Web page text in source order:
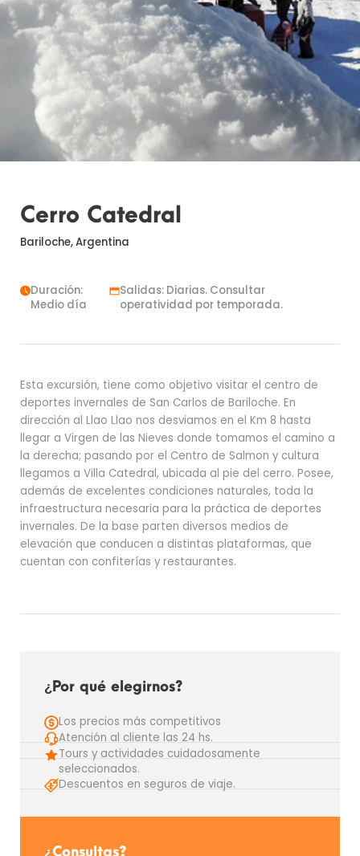
Cerro Catedral
Bariloche, Argentina
Duración:
Medio día
Salidas: Diarias. Consultar
operatividad por temporada.
Esta excursión, tiene como objetivo visitar el centro de
deportes invernales de San Carlos de Bariloche. En
dirección al Llao Llao nos desviamos en el Km 8 hasta
llegar a Virgen de las Nieves donde tomamos el camino a
la derecha; pasando por el Centro de Salmon y cultura
llegamos a Villa Catedral, ubicada al pie del cerro. Posee,
además de excelentes condiciones naturales, toda la
infraestructura necesaria para la práctica de deportes
invernales. De la base parten diversos medios de
elevación que conducen a distintas plataformas, que
cuentan con confiterías y restaurantes.
¿Por qué elegirnos?
Los precios más competitivos
Atención al cliente las 24 hs.
Tours y actividades cuidadosamente
seleccionados.
Descuentos en seguros de viaje.
¿Consultas?